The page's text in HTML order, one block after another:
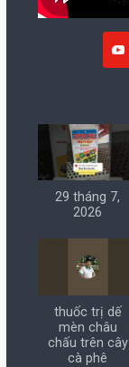
29 tháng 7,
2026
thuốc trị dế
mèn châu
chấu trên cây
cà phê